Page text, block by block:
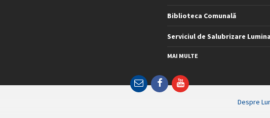
Biblioteca Comunală
Serviciul de Salubrizare Lumina
MAI MULTE
EmailFacebookYouTube
Despre